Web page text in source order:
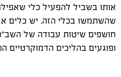
אותו בשביל להפעיל כלי
שהשתמשו בכלי הזה. יש כלים
חושפים שיטות עבודה של
ופוגעים בהליכים הדמוקרטיים